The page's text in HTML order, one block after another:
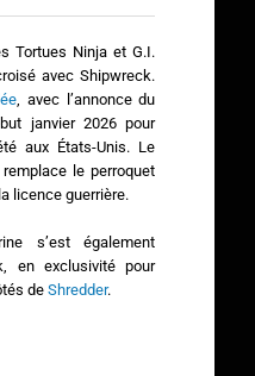
Tortues Ninja et G.I.
avec Shipwreck.
, avec l’annonce du
janvier 2026 pour
aux États-Unis. Le
le perroquet
licence guerrière.
s’est également
en exclusivité pour
de Shredder.